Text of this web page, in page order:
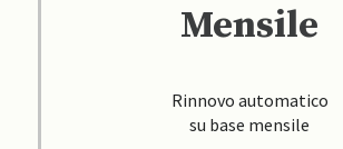
Mensile
Rinnovo automatico
su base mensile